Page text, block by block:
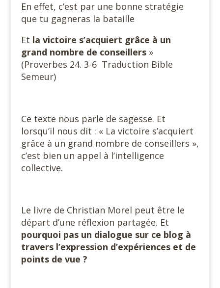
En effet, c’est par une bonne stratégie
que tu gagneras la bataille
Et la victoire s’acquiert grâce à un
grand nombre de conseillers »
(Proverbes 24. 3-6 Traduction Bible
Semeur)
Ce texte nous parle de sagesse. Et
lorsqu’il nous dit : « La victoire s’acquiert
grâce à un grand nombre de conseillers »,
c’est bien un appel à l’intelligence
collective.
Le livre de Christian Morel peut être le
départ d’une réflexion partagée. Et
pourquoi pas un dialogue sur ce blog à
travers l’expression d’expériences et de
points de vue ?